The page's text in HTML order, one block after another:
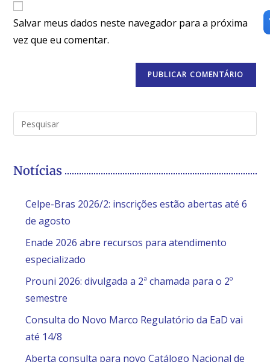
Salvar meus dados neste navegador para a próxima
vez que eu comentar.
Notícias
Celpe-Bras 2026/2: inscrições estão abertas até 6
de agosto
Enade 2026 abre recursos para atendimento
especializado
Prouni 2026: divulgada a 2ª chamada para o 2º
semestre
Consulta do Novo Marco Regulatório da EaD vai
até 14/8
Aberta consulta para novo Catálogo Nacional de